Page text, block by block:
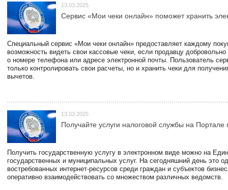
13.03.2025
Сервис «Мои чеки онлайн» поможет хранить
Специальный сервис «Мои чеки онлайн» предоставляет каждому
возможность видеть свои кассовые чеки, если продавцу
о номере телефона или адресе электронной почты. Пользователь
только контролировать свои расчеты, но и хранить чеки для
вычетов.
13.03.2025
Получайте услуги налоговой службы на Портале
Получить государственную услугу в электронном виде можно на
государственных и муниципальных услуг. На сегодняшний день это
востребованных интернет-ресурсов среди граждан и субъектов
оперативно взаимодействовать со множеством различных ведомств.